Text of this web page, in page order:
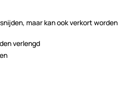
maar kan ook verkort worden
verlengd